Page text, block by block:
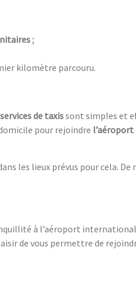
;
kilomètre parcouru.
services de taxissont simples et
pour rejoindre l’aéroport
les lieux prévus pour cela. De
à l’aéroport
de vous permettre de